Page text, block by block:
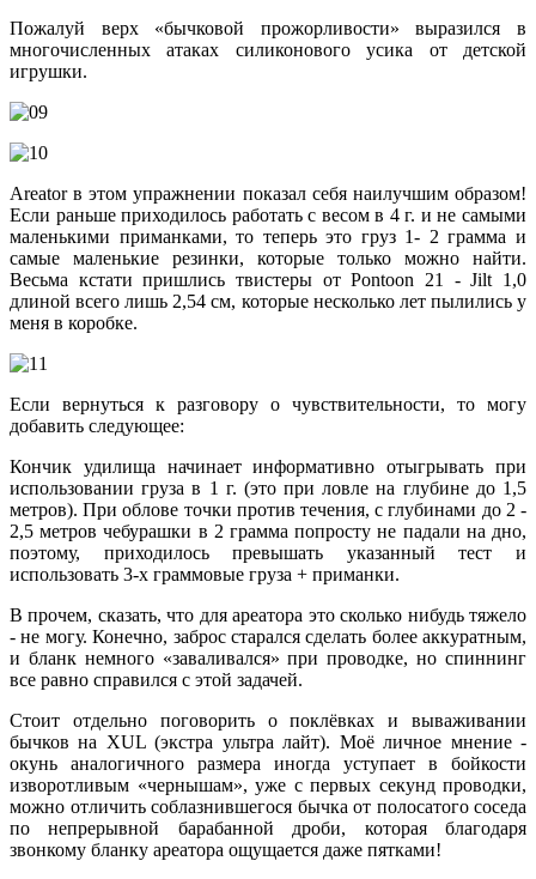
Пожалуй верх «бычковой прожорливости» выразился в
многочисленных атаках силиконового усика от детской
игрушки.
Areator в этом упражнении показал себя наилучшим образом!
Если раньше приходилось работать с весом в 4 г. и не самыми
маленькими приманками, то теперь это груз 1- 2 грамма и
самые маленькие резинки, которые только можно найти.
Весьма кстати пришлись твистеры от Pontoon 21 - Jilt 1,0
длиной всего лишь 2,54 см, которые несколько лет пылились у
меня в коробке.
Если вернуться к разговору о чувствительности, то могу
добавить следующее:
Кончик удилища начинает информативно отыгрывать при
использовании груза в 1 г. (это при ловле на глубине до 1,5
метров). При облове точки против течения, с глубинами до 2 -
2,5 метров чебурашки в 2 грамма попросту не падали на дно,
поэтому, приходилось превышать указанный тест и
использовать 3-х граммовые груза + приманки.
В прочем, сказать, что для ареатора это сколько нибудь тяжело
- не могу. Конечно, заброс старался сделать более аккуратным,
и бланк немного «заваливался» при проводке, но спиннинг
все равно справился с этой задачей.
Стоит отдельно поговорить о поклёвках и вываживании
бычков на XUL (экстра ультра лайт). Моё личное мнение -
окунь аналогичного размера иногда уступает в бойкости
изворотливым «чернышам», уже с первых секунд проводки,
можно отличить соблазнившегося бычка от полосатого соседа
по непрерывной барабанной дроби, которая благодаря
звонкому бланку ареатора ощущается даже пятками!